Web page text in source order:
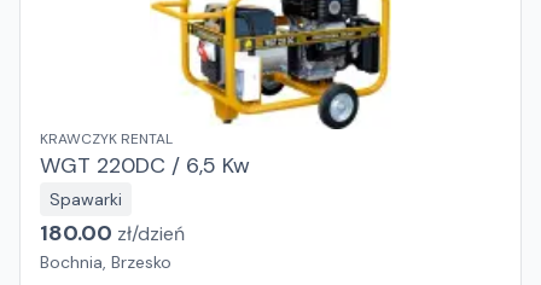
KRAWCZYK RENTAL
WGT 220DC / 6,5 Kw
Spawarki
180.00 zł/dzień
Bochnia, Brzesko